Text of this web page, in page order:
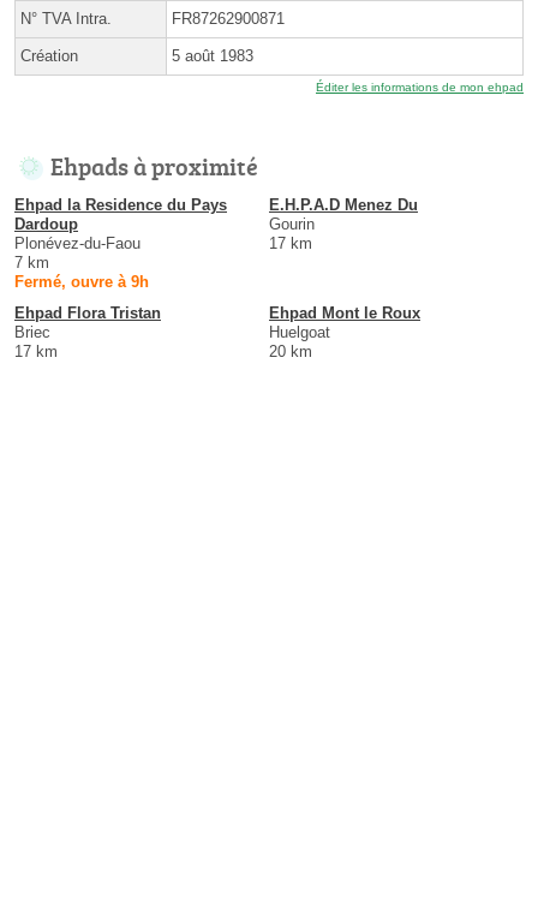
N° TVA Intra. FR87262900871
Création 5 août 1983
Éditer les informations de mon ehpad
Ehpads à proximité
Ehpad la Residence du Pays
Dardoup
Plonévez-du-Faou
7 km
Fermé, ouvre à 9h
E.H.P.A.D Menez Du
Gourin
17 km
Ehpad Flora Tristan
Briec
17 km
Ehpad Mont le Roux
Huelgoat
20 km